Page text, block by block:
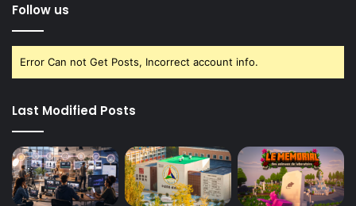
Follow us
Error Can not Get Posts, Incorrect account info.
Last Modified Posts